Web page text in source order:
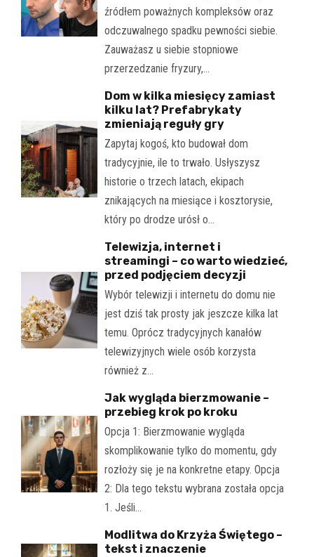
źródłem poważnych kompleksów oraz
odczuwalnego spadku pewności siebie.
Zauważasz u siebie stopniowe
przerzedzanie fryzury,…
Dom w kilka miesięcy zamiast
kilku lat? Prefabrykaty
zmieniają reguły gry
Zapytaj kogoś, kto budował dom
tradycyjnie, ile to trwało. Usłyszysz
historie o trzech latach, ekipach
znikających na miesiące i kosztorysie,
który po drodze urósł o…
Telewizja, internet i
streamingi – co warto wiedzieć,
przed podjęciem decyzji
Wybór telewizji i internetu do domu nie
jest dziś tak prosty jak jeszcze kilka lat
temu. Oprócz tradycyjnych kanałów
telewizyjnych wiele osób korzysta
również z…
Jak wygląda bierzmowanie –
przebieg krok po kroku
Opcja 1: Bierzmowanie wygląda
skomplikowanie tylko do momentu, gdy
rozłoży się je na konkretne etapy. Opcja
2: Dla tego tekstu wybrana została opcja
1. Jeśli…
Modlitwa do Krzyża Świętego –
tekst i znaczenie